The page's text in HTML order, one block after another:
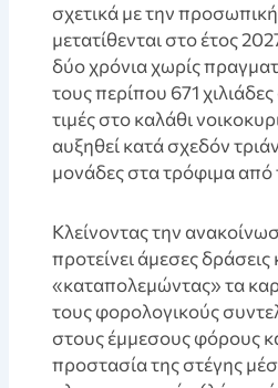
σχετικά με την
μετατίθενται στο έτος
δύο χρόνια χωρίς
τους περίπου 671
τιμές στο καλάθι
αυξηθεί κατά σχεδόν
μονάδες στα τρόφιμα από
Κλείνοντας την
προτείνει άμεσες δράσεις
«καταπολεμώντας» τα
τους φορολογικούς
στους έμμεσους φόρους
προστασία της στέγης